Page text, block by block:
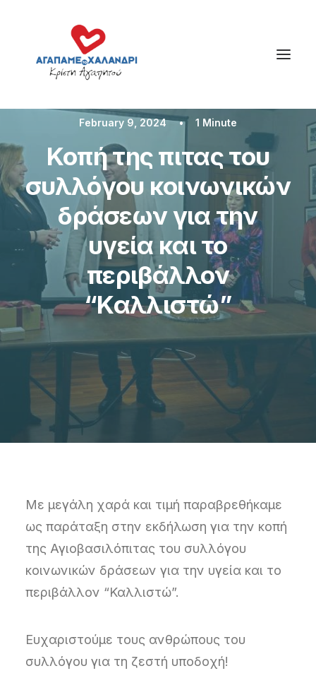
February 9, 2024 • 1 Minute
Κοπή της πιτας του
συλλόγου κοινωνικών
δράσεων για την
υγεία και το
περιβάλλον
“Καλλιστώ”
Με μεγάλη χαρά και τιμή παραβρεθήκαμε
ως παράταξη στην εκδήλωση για την κοπή
της Αγιοβασιλόπιτας του συλλόγου
κοινωνικών δράσεων για την υγεία και το
περιβάλλον “Καλλιστώ”.
Ευχαριστούμε τους ανθρώπους του
συλλόγου για τη ζεστή υποδοχή!